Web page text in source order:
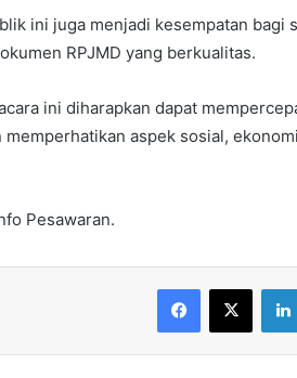
ini juga menjadi kesempatan
RPJMD yang berkualitas.
ini diharapkan dapat
memperhatikan aspek sosial,
Pesawaran.
Facebook
X